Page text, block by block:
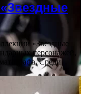
«Звездные
персонажей,
Среди